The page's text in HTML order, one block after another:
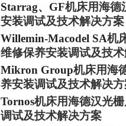
Starrag、GF机床用海德
安装调试及技术解决方案
Willemin-Macodel SA机
维修保养安装调试及技
Mikron Group机床用海
养安装调试及技术解决
Tornos机床用海德汉光
调试及技术解决方案